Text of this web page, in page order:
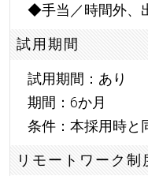
◆手当／時間外、
試用期間
試用期間：あり
期間：6か月
条件：本採用時と
リモートワーク制